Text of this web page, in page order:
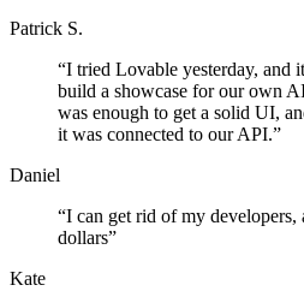
Patrick S.
“I tried Lovable yesterday, and
build a showcase for our own
was enough to get a solid UI,
it was connected to our API.”
Daniel
“I can get rid of my developers,
dollars”
Kate